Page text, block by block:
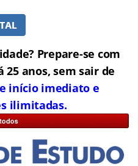
Prepare-se com
anos, sem sair de
início imediato e
ilimitadas.